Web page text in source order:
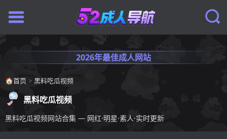
2026年最佳成人网站
🏠首页 > 黑料吃瓜视频
黑料吃瓜视频
黑料吃瓜视频网站合集 — 网红·明星·素人·实时更新